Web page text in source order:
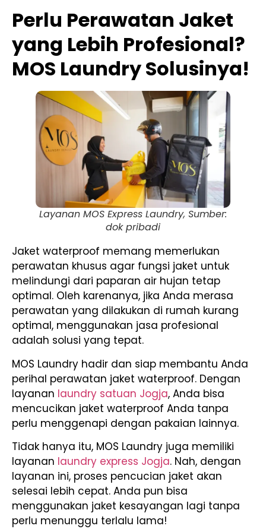
Perlu Perawatan Jaket
yang Lebih Profesional?
MOS Laundry Solusinya!
Layanan MOS Express Laundry, Sumber:
dok pribadi
Jaket waterproof memang memerlukan
perawatan khusus agar fungsi jaket untuk
melindungi dari paparan air hujan tetap
optimal. Oleh karenanya, jika Anda merasa
perawatan yang dilakukan di rumah kurang
optimal, menggunakan jasa profesional
adalah solusi yang tepat.
MOS Laundry hadir dan siap membantu Anda
perihal perawatan jaket waterproof. Dengan
layanan laundry satuan Jogja, Anda bisa
mencucikan jaket waterproof Anda tanpa
perlu menggenapi dengan pakaian lainnya.
Tidak hanya itu, MOS Laundry juga memiliki
layanan laundry express Jogja. Nah, dengan
layanan ini, proses pencucian jaket akan
selesai lebih cepat. Anda pun bisa
menggunakan jaket kesayangan lagi tanpa
perlu menunggu terlalu lama!